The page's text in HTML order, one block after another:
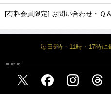
[有料会員限定] お問い合わせ・Ｑ
毎日6時・11時・17時に
FOLLOW US